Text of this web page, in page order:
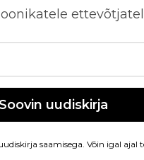
uudiskirja
saamisega. Võin igal ajal